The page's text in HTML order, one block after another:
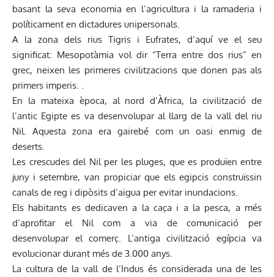
basant la seva economia en l’agricultura i la ramaderia i
políticament en dictadures unipersonals.
A la zona dels rius Tigris i Eufrates, d’aquí ve el seu
significat: Mesopotàmia vol dir “Terra entre dos rius” en
grec, neixen les primeres civilitzacions que donen pas als
primers imperis. .
En la mateixa època, al nord d’Àfrica, la civilització de
l’antic Egipte es va desenvolupar al llarg de la vall del riu
Nil. Aquesta zona era gairebé com un oasi enmig de
deserts.
Les crescudes del Nil per les pluges, que es produïen entre
juny i setembre, van propiciar que els egipcis construïssin
canals de reg i dipòsits d’aigua per evitar inundacions.
Els habitants es dedicaven a la caça i a la pesca, a més
d’aprofitar el Nil com a via de comunicació per
desenvolupar el comerç. L’antiga civilització egípcia va
evolucionar durant més de 3.000 anys.
La cultura de la vall de l’Indus és considerada una de les